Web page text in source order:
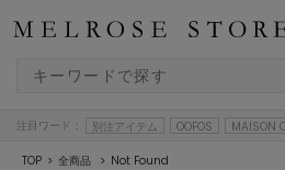
注目ワード： 別注アイテム OOFOS MAISON
TOP 全商品 Not Found